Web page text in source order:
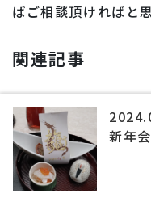
ばご相談頂ければと
関連記事
新年